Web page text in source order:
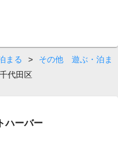
まる >
その他 遊ぶ・泊ま
千代田区
ハーバー